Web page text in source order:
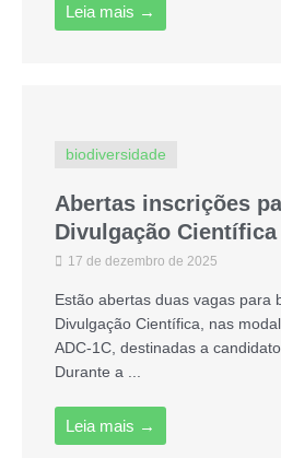
Leia mais →
biodiversidade
Abertas inscrições
Divulgação Científica
17 de dezembro de 2025
Estão abertas duas vagas para
Divulgação Científica, nas
ADC-1C, destinadas a
Durante a ...
Leia mais →